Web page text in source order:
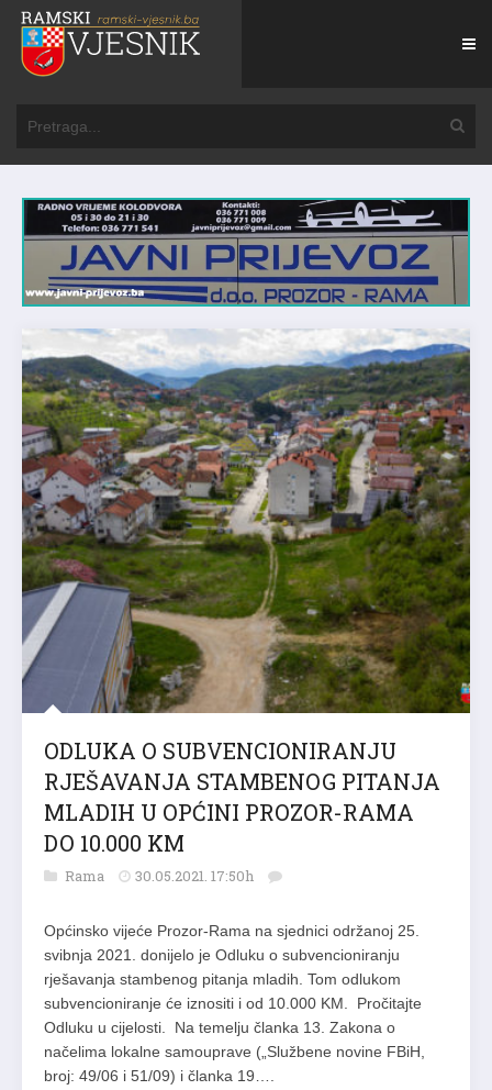
ODLUKA O SUBVENCIONIRANJU
RJEŠAVANJA STAMBENOG PITANJA
MLADIH U OPĆINI PROZOR-RAMA
DO 10.000 KM
Rama 30.05.2021. 17:50h
Općinsko vijeće Prozor-Rama na sjednici održanoj 25.
svibnja 2021. donijelo je Odluku o subvencioniranju
rješavanja stambenog pitanja mladih. Tom odlukom
subvencioniranje će iznositi i od 10.000 KM. Pročitajte
Odluku u cijelosti. Na temelju članka 13. Zakona o
načelima lokalne samouprave („Službene novine FBiH,
broj: 49/06 i 51/09) i članka 19….